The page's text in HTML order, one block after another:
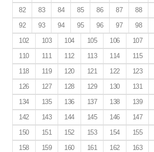
82 83 84 85 86 87 88
92
93 94 95 96 97 98
102
103 104 105 106 107
110
111 112 113 114 115
118
119 120 121 122 123
126
127 128 129 130 131
134
135 136 137 138 139
142
143 144 145 146 147
150
151 152 153 154 155
158
159 160 161 162 163